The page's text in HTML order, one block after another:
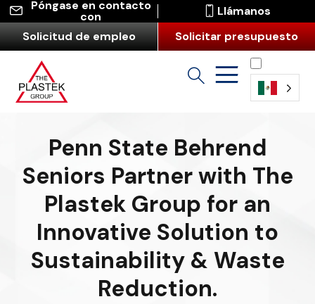
Póngase en contacto
con
Llámanos
Solicitud de empleo
Solicitar presupuesto
Penn State Behrend
Seniors Partner with The
Plastek Group for an
Innovative Solution to
Sustainability & Waste
Reduction.